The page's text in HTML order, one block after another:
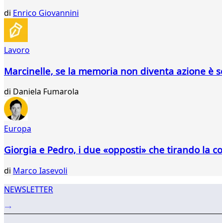
di Enrico Giovannini
Lavoro
Marcinelle, se la memoria non diventa azione è
di Daniela Fumarola
Europa
Giorgia e Pedro, i due «opposti» che tirando la
di Marco Iasevoli
NEWSLETTER